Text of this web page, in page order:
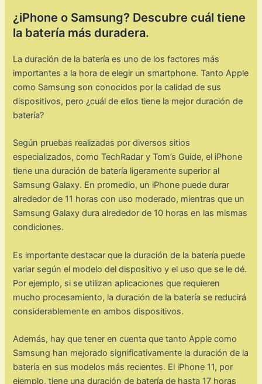
¿iPhone o Samsung? Descubre cuál tiene
la batería más duradera.
La duración de la batería es uno de los factores más
importantes a la hora de elegir un smartphone. Tanto Apple
como Samsung son conocidos por la calidad de sus
dispositivos, pero ¿cuál de ellos tiene la mejor duración de
batería?
Según pruebas realizadas por diversos sitios
especializados, como TechRadar y Tom’s Guide, el iPhone
tiene una duración de batería ligeramente superior al
Samsung Galaxy. En promedio, un iPhone puede durar
alrededor de 11 horas con uso moderado, mientras que un
Samsung Galaxy dura alrededor de 10 horas en las mismas
condiciones.
Es importante destacar que la duración de la batería puede
variar según el modelo del dispositivo y el uso que se le dé.
Por ejemplo, si se utilizan aplicaciones que requieren
mucho procesamiento, la duración de la batería se reducirá
considerablemente en ambos dispositivos.
Además, hay que tener en cuenta que tanto Apple como
Samsung han mejorado significativamente la duración de la
batería en sus modelos más recientes. El iPhone 11, por
ejemplo, tiene una duración de batería de hasta 17 horas